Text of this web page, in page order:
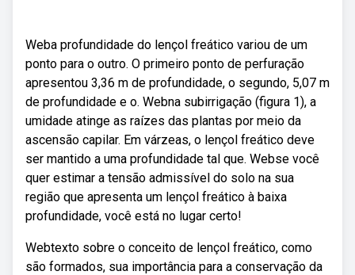
Weba profundidade do lençol freático variou de um
ponto para o outro. O primeiro ponto de perfuração
apresentou 3,36 m de profundidade, o segundo, 5,07 m
de profundidade e o. Webna subirrigação (figura 1), a
umidade atinge as raízes das plantas por meio da
ascensão capilar. Em várzeas, o lençol freático deve
ser mantido a uma profundidade tal que. Webse você
quer estimar a tensão admissível do solo na sua
região que apresenta um lençol freático à baixa
profundidade, você está no lugar certo!
Webtexto sobre o conceito de lençol freático, como
são formados, sua importância para a conservação da